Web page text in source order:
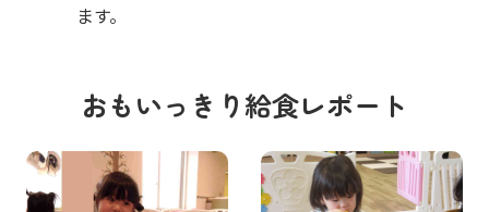
ます。
おもいっきり給食レポート